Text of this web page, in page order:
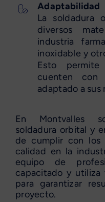
Adaptabilidad
La soldadura
diversos
industria
inoxidable y
Esto
cuenten
adaptado a
En Montvalles
soldadura orbital y
de cumplir con los
calidad en la
equipo de
capacitado y utiliza
para garantizar
proyecto.